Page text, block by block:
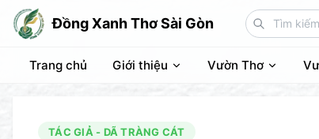
Đồng Xanh Thơ Sài Gòn
Trang chủ Giới thiệu Vườn Thơ
TÁC GIẢ - DÃ TRÀNG CÁT